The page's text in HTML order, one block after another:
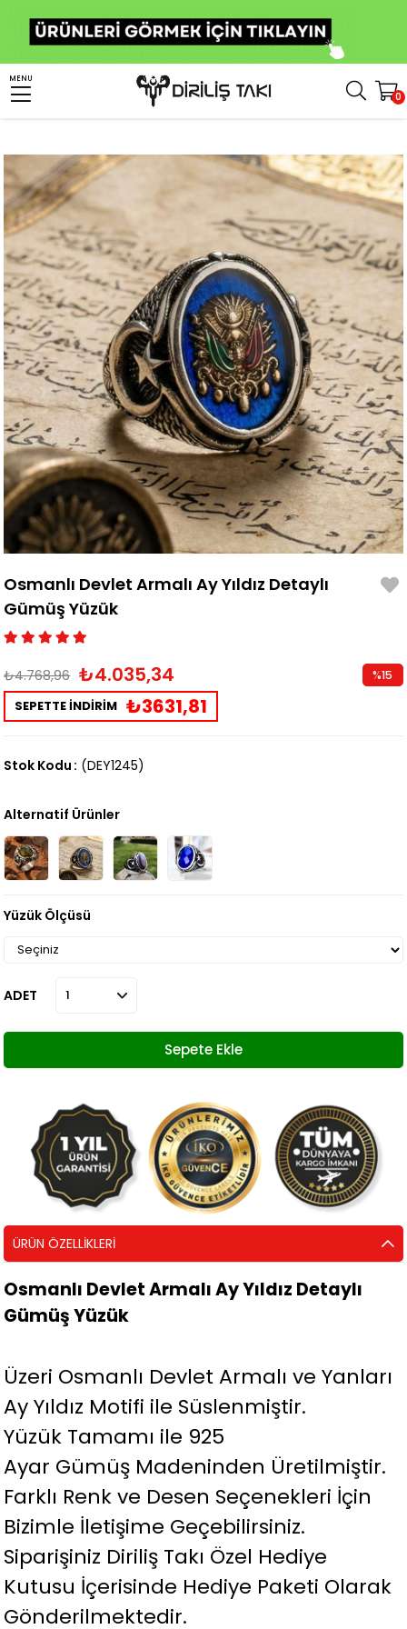
MENU
0
Erkek Gümüş Yüzük
Osmanlı Devlet Armalı Ay Yıldız Detaylı Gümüş Yüzük
Osmanlı Devlet Armalı Ay Yıldız Detaylı
Gümüş Yüzük
₺4.768,96 ₺4.035,34
SEPETTE İNDİRİM ₺3631,81
%15
Stok Kodu (DEY1245)
Alternatif Ürünler
Yüzük Ölçüsü
ADET
ÜRÜN ÖZELLIKLERI
Osmanlı Devlet Armalı Ay Yıldız Detaylı
Gümüş Yüzük
Üzeri Osmanlı Devlet Armalı ve Yanları
Ay Yıldız Motifi ile Süslenmiştir.
Yüzük Tamamı ile 925
Ayar Gümüş Madeninden Üretilmiştir.
Farklı Renk ve Desen Seçenekleri İçin
Bizimle İletişime Geçebilirsiniz.
Siparişiniz Diriliş Takı Özel Hediye
Kutusu İçerisinde Hediye Paketi Olarak
Gönderilmektedir.